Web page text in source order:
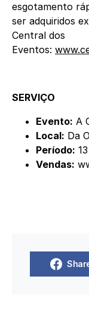
esgotamento
ser adquiridos
Central dos
Eventos:
SERVIÇO
Evento: A
Local: Da
Período:
Vendas: